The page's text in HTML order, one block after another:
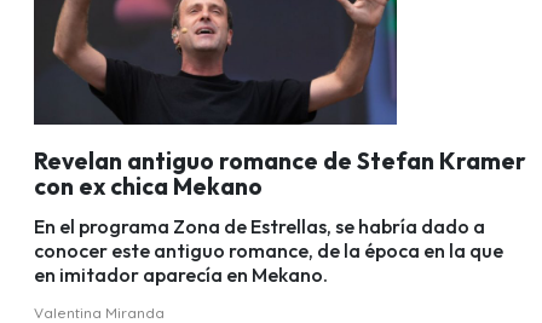
Revelan antiguo romance de Stefan Kramer
con ex chica Mekano
En el programa Zona de Estrellas, se habría dado a
conocer este antiguo romance, de la época en la que
en imitador aparecía en Mekano.
Valentina Miranda